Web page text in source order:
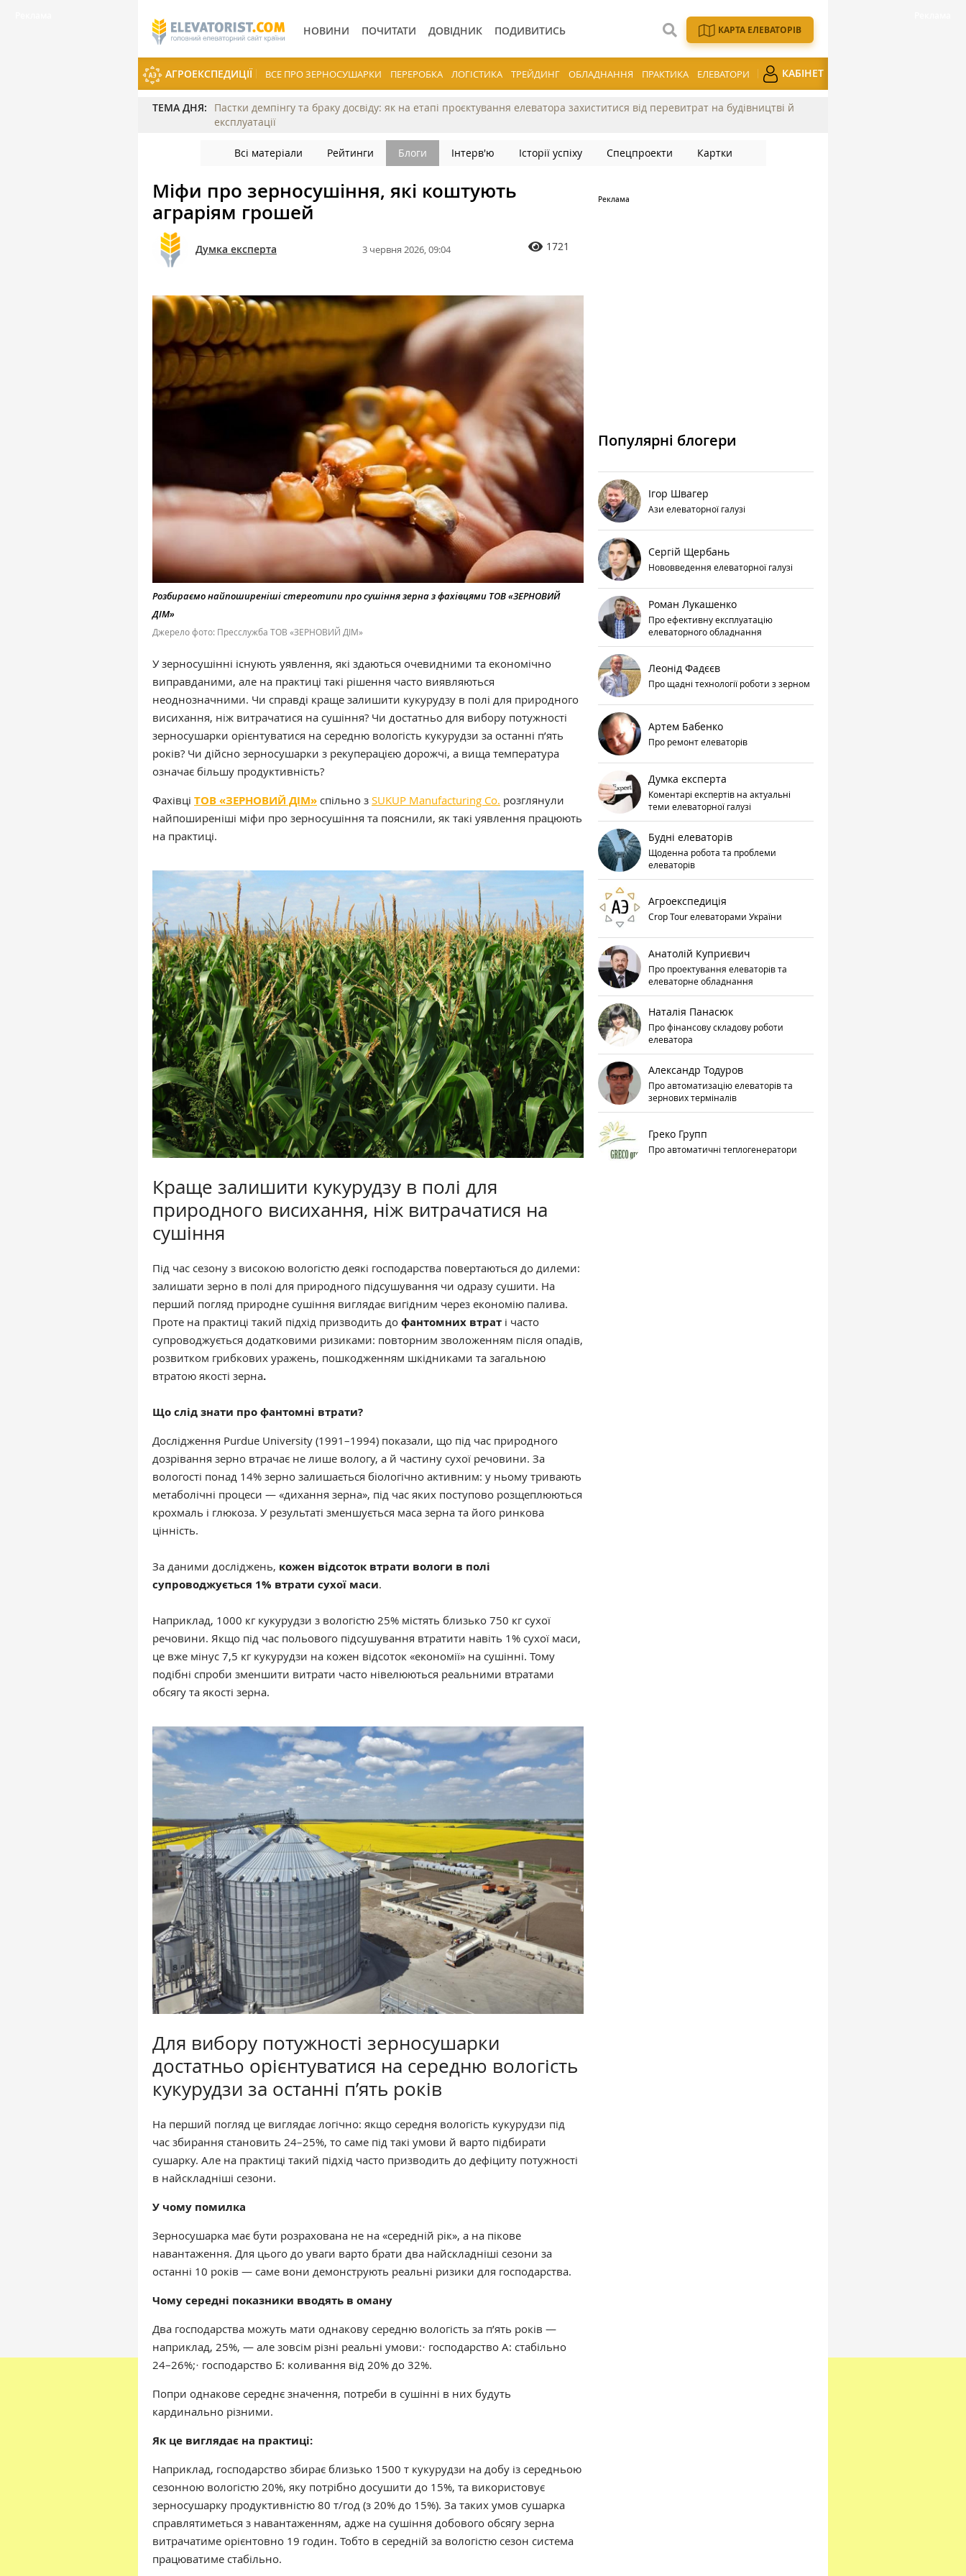
НОВИНИ ПОЧИТАТИ ДОВІДНИК ПОДИВИТИСЬ КАРТА ЕЛЕВАТОРІВ
АГРОЕКСПЕДИЦІЇ ВСЕ ПРО ЗЕРНОСУШАРКИ ПЕРЕРОБКА ЛОГІСТИКА ТРЕЙДИНГ ОБЛАДНАННЯ ПРАКТИКА ЕЛЕВАТОРИ КАБІНЕТ
ТЕМА ДНЯ:
Пастки демпінгу та браку досвіду: як на етапі проєктування елеватора захиститися від перевитрат на будівництві й
експлуатації
Всі матеріали Рейтинги Блоги Інтерв'ю Історії успіху Спецпроекти Картки
Міфи про зерносушіння, які коштують
аграріям грошей
Думка експерта 3 червня 2026, 09:04 1721
Розбираємо найпоширеніші стереотипи про сушіння зерна з фахівцями ТОВ «ЗЕРНОВИЙ
ДІМ»
Джерело фото: Пресслужба ТОВ «ЗЕРНОВИЙ ДІМ»
У зерносушінні існують уявлення, які здаються очевидними та економічно
виправданими, але на практиці такі рішення часто виявляються
неоднозначними. Чи справді краще залишити кукурудзу в полі для природного
висихання, ніж витрачатися на сушіння? Чи достатньо для вибору потужності
зерносушарки орієнтуватися на середню вологість кукурудзи за останні п’ять
років? Чи дійсно зерносушарки з рекуперацією дорожчі, а вища температура
означає більшу продуктивність?
Фахівці ТОВ «ЗЕРНОВИЙ ДІМ» спільно з SUKUP Manufacturing Co. розглянули
найпоширеніші міфи про зерносушіння та пояснили, як такі уявлення працюють
на практиці.
Краще залишити кукурудзу в полі для
природного висихання, ніж витрачатися на
сушіння
Під час сезону з високою вологістю деякі господарства повертаються до дилеми:
залишати зерно в полі для природного підсушування чи одразу сушити. На
перший погляд природне сушіння виглядає вигідним через економію палива.
Проте на практиці такий підхід призводить до фантомних втрат і часто
супроводжується додатковими ризиками: повторним зволоженням після опадів,
розвитком грибкових уражень, пошкодженням шкідниками та загальною
втратою якості зерна.
Що слід знати про фантомні втрати?
Дослідження Purdue University (1991–1994) показали, що під час природного
дозрівання зерно втрачає не лише вологу, а й частину сухої речовини. За
вологості понад 14% зерно залишається біологічно активним: у ньому тривають
метаболічні процеси — «дихання зерна», під час яких поступово розщеплюються
крохмаль і глюкоза. У результаті зменшується маса зерна та його ринкова
цінність.
За даними досліджень, кожен відсоток втрати вологи в полі
супроводжується 1% втрати сухої маси.
Наприклад, 1000 кг кукурудзи з вологістю 25% містять близько 750 кг сухої
речовини. Якщо під час польового підсушування втратити навіть 1% сухої маси,
це вже мінус 7,5 кг кукурудзи на кожен відсоток «економії» на сушінні. Тому
подібні спроби зменшити витрати часто нівелюються реальними втратами
обсягу та якості зерна.
Для вибору потужності зерносушарки
достатньо орієнтуватися на середню вологість
кукурудзи за останні п’ять років
На перший погляд це виглядає логічно: якщо середня вологість кукурудзи під
час збирання становить 24–25%, то саме під такі умови й варто підбирати
сушарку. Але на практиці такий підхід часто призводить до дефіциту потужності
в найскладніші сезони.
У чому помилка
Зерносушарка має бути розрахована не на «середній рік», а на пікове
навантаження. Для цього до уваги варто брати два найскладніші сезони за
останні 10 років — саме вони демонструють реальні ризики для господарства.
Чому середні показники вводять в оману
Два господарства можуть мати однакову середню вологість за п’ять років —
наприклад, 25%, — але зовсім різні реальні умови:· господарство А: стабільно
24–26%;· господарство Б: коливання від 20% до 32%.
Попри однакове середнє значення, потреби в сушінні в них будуть
кардинально різними.
Як це виглядає на практиці:
Наприклад, господарство збирає близько 1500 т кукурудзи на добу із середньою
сезонною вологістю 20%, яку потрібно досушити до 15%, та використовує
зерносушарку продуктивністю 80 т/год (з 20% до 15%). За таких умов сушарка
справлятиметься з навантаженням, адже на сушіння добового обсягу зерна
витрачатиме орієнтовно 19 годин. Тобто в середній за вологістю сезон система
працюватиме стабільно.
Популярні блогери
Ігор Швагер
Ази елеваторної галузі
Сергій Щербань
Нововведення елеваторної галузі
Роман Лукашенко
Про ефективну експлуатацію
елеваторного обладнання
Леонід Фадєєв
Про щадні технології роботи з зерном
Артем Бабенко
Про ремонт елеваторів
Думка експерта
Коментарі експертів на актуальні
теми елеваторної галузі
Будні елеваторів
Щоденна робота та проблеми
елеваторів
Агроекспедиція
Crop Tour елеваторами України
Анатолій Куприєвич
Про проектування елеваторів та
елеваторне обладнання
Наталія Панасюк
Про фінансову складову роботи
елеватора
Александр Тодуров
Про автоматизацію елеваторів та
зернових терміналів
Греко Групп
Про автоматичні теплогенератори